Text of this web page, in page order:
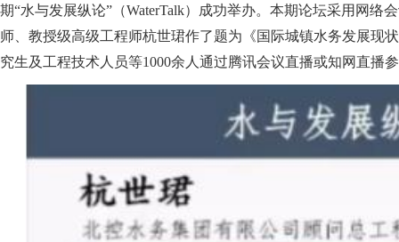
期“水与发展纵论”（WaterTalk）成功举办。本期论坛采用网
师、教授级高级工程师杭世珺作了题为《国际城镇水务发展现
究生及工程技术人员等1000余人通过腾讯会议直播或知网直播